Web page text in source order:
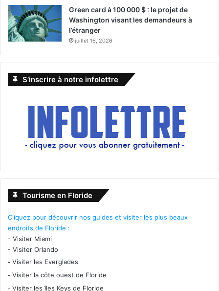
Green card à 100 000 $ : le projet de
Washington visant les demandeurs à
l’étranger
juillet 16, 2026
S’inscrire à notre infolettre
Tourisme en Floride
Cliquez pour découvrir nos guides et visiter les plus beaux
endroits de Floride :
- Visiter Miami
- Visiter Orlando
- Visiter les Everglades
- Visiter la côte ouest de Floride
- Visiter les îles Keys de Floride